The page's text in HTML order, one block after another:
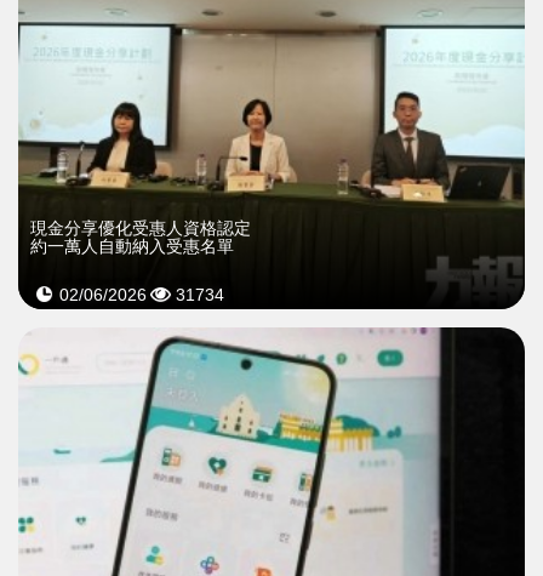
現金分享優化受惠人資格認定
約一萬人自動納入受惠名單
02/06/2026 31734